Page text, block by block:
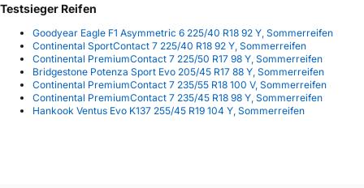
Testsieger Reifen
Goodyear Eagle F1 Asymmetric 6 225/40 R18 92 Y, Sommerreifen
Continental SportContact 7 225/40 R18 92 Y, Sommerreifen
Continental PremiumContact 7 225/50 R17 98 Y, Sommerreifen
Bridgestone Potenza Sport Evo 205/45 R17 88 Y, Sommerreifen
Continental PremiumContact 7 235/55 R18 100 V, Sommerreifen
Continental PremiumContact 7 235/45 R18 98 Y, Sommerreifen
Hankook Ventus Evo K137 255/45 R19 104 Y, Sommerreifen